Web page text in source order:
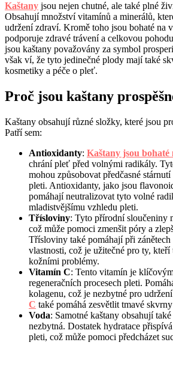
Kaštany jsou nejen chutné, ale také plné
Obsahují množství vitamínů a minerálů,
udržení zdraví. Kromě toho jsou bohaté na
podporuje zdravé trávení a celkovou
jsou kaštany považovány za symbol
však ví, že tyto jedinečné plody mají také
kosmetiky a péče o pleť.
Proč jsou kaštany
Kaštany obsahují různé složky, které jsou
Patří sem:
Antioxidanty: Kaštany jsou
chrání pleť před volnými radikály.
mohou způsobovat předčasné
pleti. Antioxidanty, jako jsou
pomáhají neutralizovat tyto volné
mladistvějšímu vzhledu pleti.
Třísloviny: Tyto přírodní sloučeniny
což může pomoci zmenšit póry a
Třísloviny také pomáhají při
vlastnosti, což je užitečné pro ty,
kožními problémy.
Vitamín C: Tento vitamín je
regeneračních procesech pleti.
kolagenu, což je nezbytné pro
C také pomáhá zesvětlit tmavé
Voda: Samotné kaštany obsahují
nezbytná. Dostatek hydratace
pleti, což může pomoci předcházet